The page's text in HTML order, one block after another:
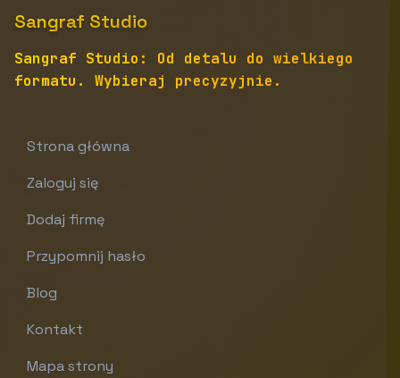
Sangraf Studio
Sangraf Studio: Od detalu do wielkiego
formatu. Wybieraj precyzyjnie.
Strona główna
Zaloguj się
Dodaj firmę
Przypomnij hasło
Blog
Kontakt
Mapa strony